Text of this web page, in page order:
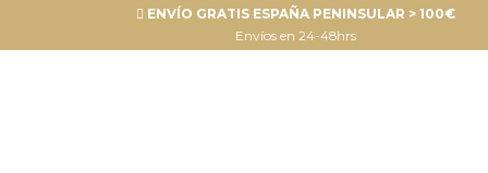
ENVÍO GRATIS ESPAÑA PENINSULAR > 100€
Envíos en 24-48hrs